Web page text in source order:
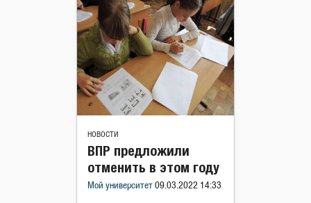
НОВОСТИ
ВПР предложили
отменить в этом году
Мой университет 09.03.2022 14:33